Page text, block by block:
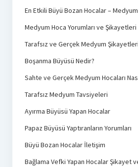
En Etkili Büyü Bozan Hocalar – Medyum
Medyum Hoca Yorumları ve
Tarafsız ve Gerçek Medyum Şikayetleri
Boşanma Büyüsü Nedir?
Sahte ve Gerçek Medyum Hocaları
Tarafsız Medyum Tavsiyeleri
Ayırma Büyüsü Yapan Hocalar
Papaz Büyüsü Yaptıranların Yorumları
Büyü Bozan Hocalar İletişim
Bağlama Vefki Yapan Hocalar Şikayet